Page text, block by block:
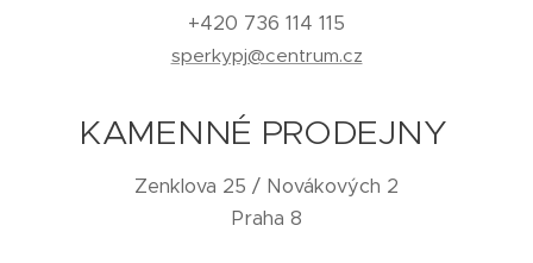
+420 736 114 115
sperkypj@centrum.cz
KAMENNÉ PRODEJNY
Zenklova 25 / Novákových 2
Praha 8